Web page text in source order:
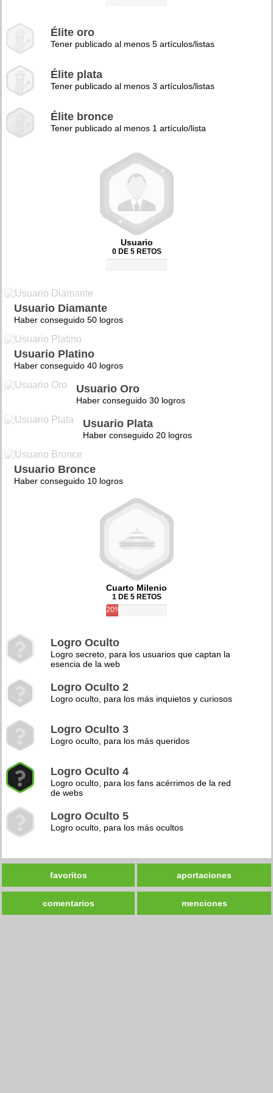
Élite oro
Tener publicado al menos 5 artículos/listas
Élite plata
Tener publicado al menos 3 artículos/listas
Élite bronce
Tener publicado al menos 1 artículo/lista
Usuario
0 DE 5 RETOS
Usuario Diamante
Haber conseguido 50 logros
Usuario Platino
Haber conseguido 40 logros
Usuario Oro
Haber conseguido 30 logros
Usuario Plata
Haber conseguido 20 logros
Usuario Bronce
Haber conseguido 10 logros
Cuarto Milenio
1 DE 5 RETOS
20%
Logro Oculto
Logro secreto, para los usuarios que captan la
esencia de la web
Logro Oculto 2
Logro oculto, para los más inquietos y curiosos
Logro Oculto 3
Logro oculto, para los más queridos
Logro Oculto 4
Logro oculto, para los fans acérrimos de la red
de webs
Logro Oculto 5
Logro oculto, para los más ocultos
favoritos aportaciones
comentarios menciones